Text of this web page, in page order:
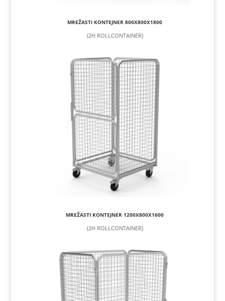
MREŽASTI KONTEJNER 800X800X1800
(2H ROLLCONTAINER)
MREŽASTI KONTEJNER 1200X800X1600
(2H ROLLCONTAINER)